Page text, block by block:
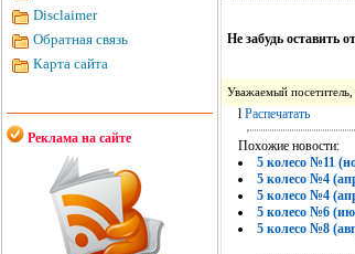
Disclaimer
Обратная связь
Карта сайта
Реклама на сайте
Не забудь оставить
Уважаемый
l Распечатать
Похожие новости:
5 колесо №11
5 колесо №4
5 колесо №4
5 колесо №6
5 колесо №8